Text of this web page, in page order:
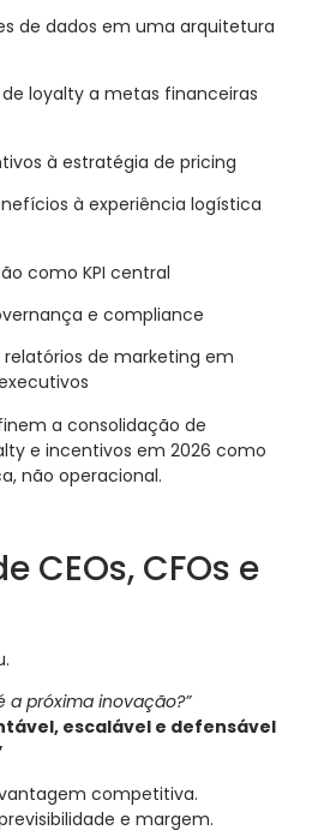
de dados em uma arquitetura
de loyalty a metas financeiras
à estratégia de pricing
à experiência logística
como KPI central
e compliance
de marketing em
a consolidação de
e incentivos em 2026 como
não operacional.
CEOs, CFOs e
a próxima inovação?”
escalável e defensável
competitiva.
e margem.